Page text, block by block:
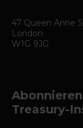
47 Queen Anne
London
W1G 9JG
Treasury-